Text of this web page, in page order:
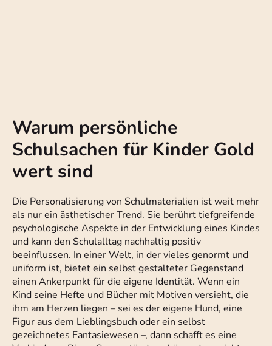
Warum persönliche
Schulsachen für Kinder Gold
wert sind
Die Personalisierung von Schulmaterialien ist weit mehr
als nur ein ästhetischer Trend. Sie berührt tiefgreifende
psychologische Aspekte in der Entwicklung eines Kindes
und kann den Schulalltag nachhaltig positiv
beeinflussen. In einer Welt, in der vieles genormt und
uniform ist, bietet ein selbst gestalteter Gegenstand
einen Ankerpunkt für die eigene Identität. Wenn ein
Kind seine Hefte und Bücher mit Motiven versieht, die
ihm am Herzen liegen – sei es der eigene Hund, eine
Figur aus dem Lieblingsbuch oder ein selbst
gezeichnetes Fantasiewesen –, dann schafft es eine